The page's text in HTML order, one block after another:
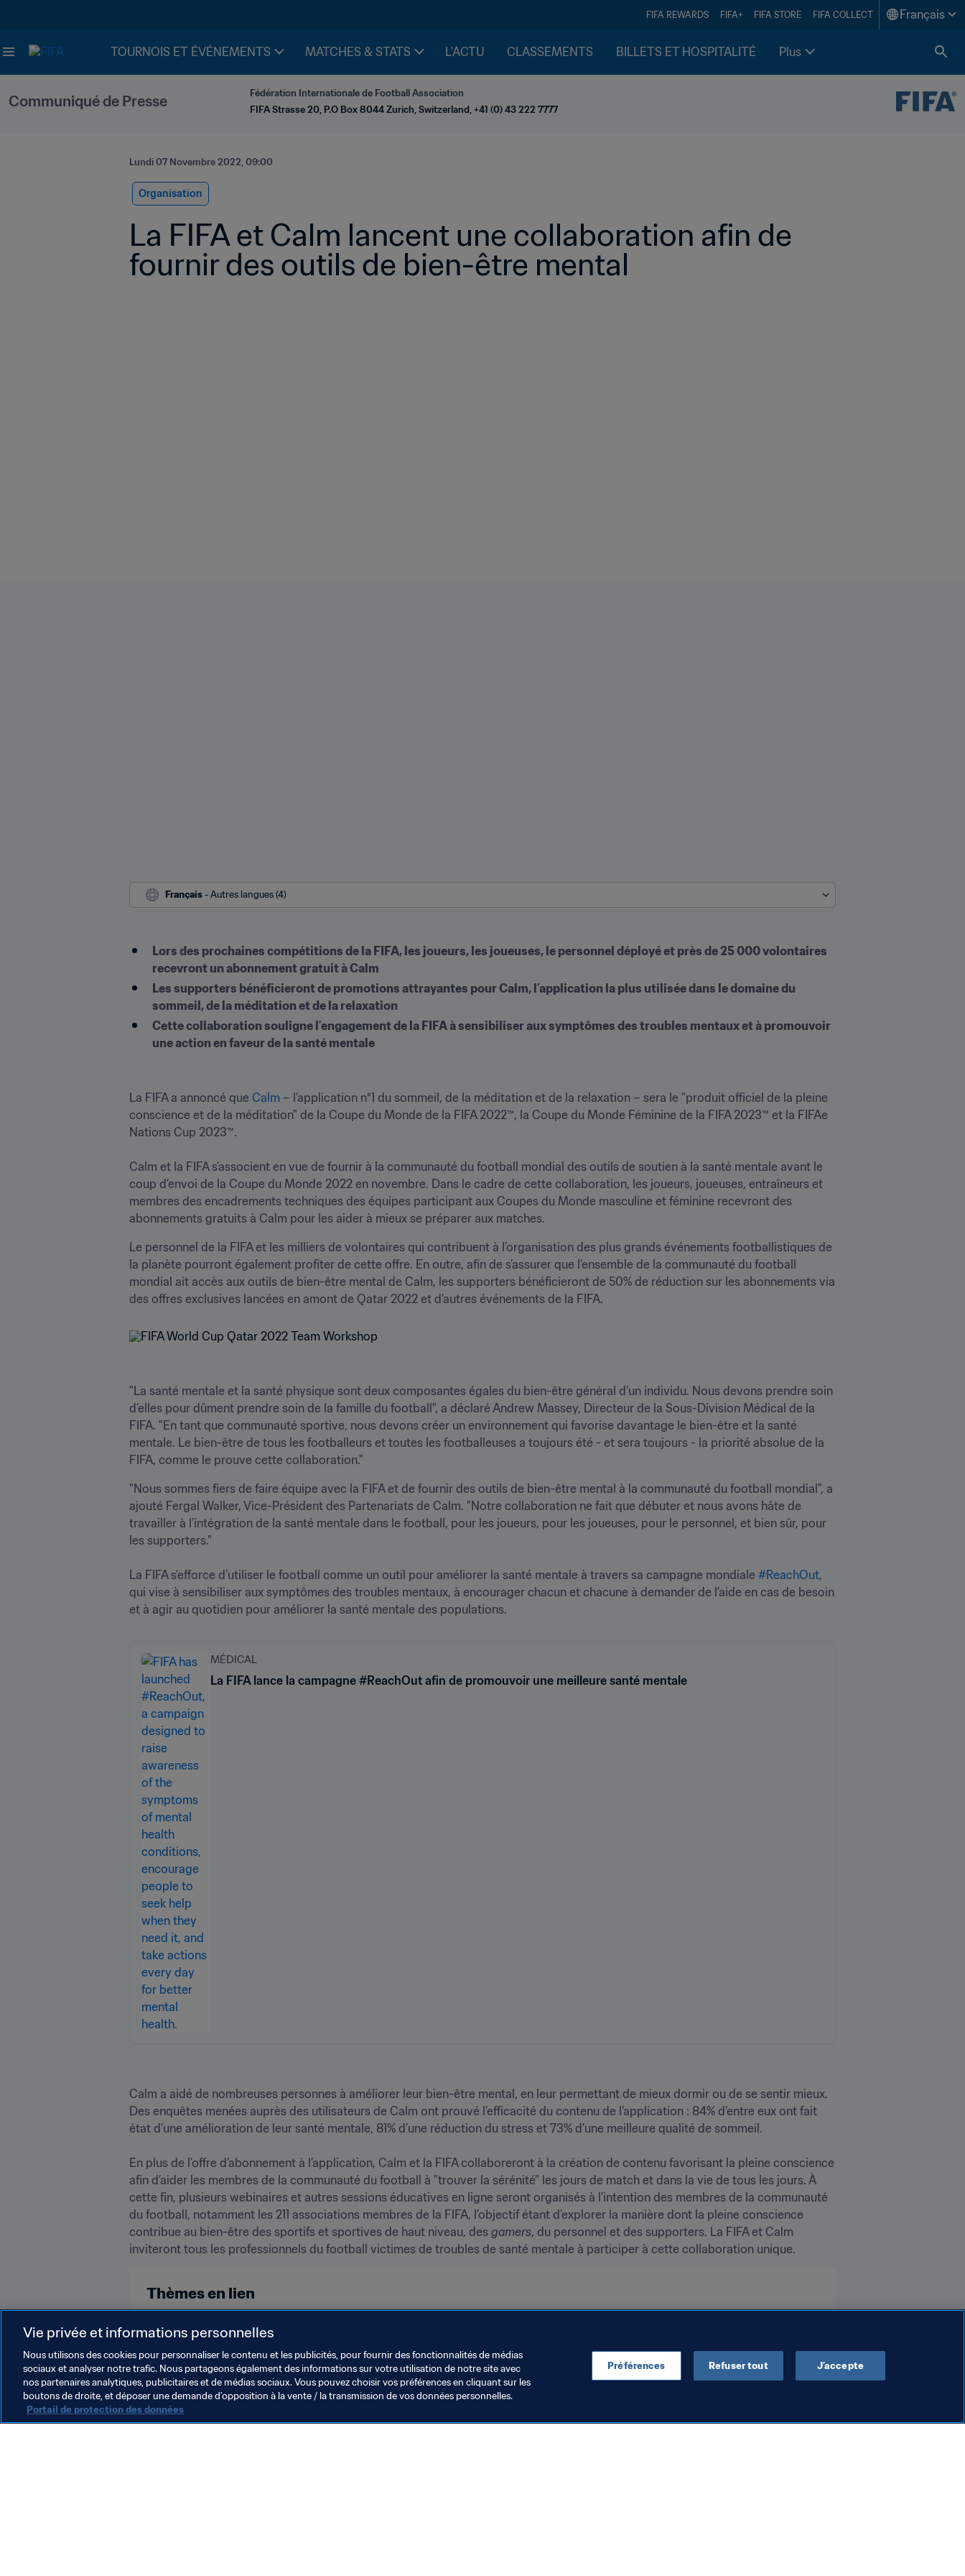
FIFA REWARDS FIFA+ FIFA STORE FIFA COLLECT Français
TOURNOIS ET ÉVÉNEMENTS MATCHES & STATS L'ACTU CLASSEMENTS BILLETS ET HOSPITALITÉ Plus
Communiqué de Presse
Fédération Internationale de Football Association
FIFA Strasse 20, P.O Box 8044 Zurich, Switzerland, +41 (0) 43 222 7777
Lundi 07 Novembre 2022, 09:00
Organisation
La FIFA et Calm lancent une collaboration afin de
fournir des outils de bien-être mental
Français - Autres langues (4)
Lors des prochaines compétitions de la FIFA, les joueurs, les joueuses, le personnel déployé et près de 25 000 volontaires
recevront un abonnement gratuit à Calm
Les supporters bénéficieront de promotions attrayantes pour Calm, l’application la plus utilisée dans le domaine du
sommeil, de la méditation et de la relaxation
Cette collaboration souligne l’engagement de la FIFA à sensibiliser aux symptômes des troubles mentaux et à promouvoir
une action en faveur de la santé mentale
La FIFA a annoncé que Calm – l’application n°1 du sommeil, de la méditation et de la relaxation – sera le "produit officiel de la pleine
conscience et de la méditation" de la Coupe du Monde de la FIFA 2022™, la Coupe du Monde Féminine de la FIFA 2023™ et la FIFAe
Nations Cup 2023™.
Calm et la FIFA s’associent en vue de fournir à la communauté du football mondial des outils de soutien à la santé mentale avant le
coup d’envoi de la Coupe du Monde 2022 en novembre. Dans le cadre de cette collaboration, les joueurs, joueuses, entraîneurs et
membres des encadrements techniques des équipes participant aux Coupes du Monde masculine et féminine recevront des
abonnements gratuits à Calm pour les aider à mieux se préparer aux matches.
Le personnel de la FIFA et les milliers de volontaires qui contribuent à l’organisation des plus grands événements footballistiques de
la planète pourront également profiter de cette offre. En outre, afin de s’assurer que l’ensemble de la communauté du football
mondial ait accès aux outils de bien-être mental de Calm, les supporters bénéficieront de 50% de réduction sur les abonnements via
des offres exclusives lancées en amont de Qatar 2022 et d’autres événements de la FIFA.
"La santé mentale et la santé physique sont deux composantes égales du bien-être général d’un individu. Nous devons prendre soin
d’elles pour dûment prendre soin de la famille du football", a déclaré Andrew Massey, Directeur de la Sous-Division Médical de la
FIFA. "En tant que communauté sportive, nous devons créer un environnement qui favorise davantage le bien-être et la santé
mentale. Le bien-être de tous les footballeurs et toutes les footballeuses a toujours été - et sera toujours - la priorité absolue de la
FIFA, comme le prouve cette collaboration."
"Nous sommes fiers de faire équipe avec la FIFA et de fournir des outils de bien-être mental à la communauté du football mondial", a
ajouté Fergal Walker, Vice-Président des Partenariats de Calm. "Notre collaboration ne fait que débuter et nous avons hâte de
travailler à l’intégration de la santé mentale dans le football, pour les joueurs, pour les joueuses, pour le personnel, et bien sûr, pour
les supporters."
La FIFA s’efforce d’utiliser le football comme un outil pour améliorer la santé mentale à travers sa campagne mondiale #ReachOut,
qui vise à sensibiliser aux symptômes des troubles mentaux, à encourager chacun et chacune à demander de l’aide en cas de besoin
et à agir au quotidien pour améliorer la santé mentale des populations.
MÉDICAL
La FIFA lance la campagne #ReachOut afin de promouvoir une meilleure santé mentale
Calm a aidé de nombreuses personnes à améliorer leur bien-être mental, en leur permettant de mieux dormir ou de se sentir mieux.
Des enquêtes menées auprès des utilisateurs de Calm ont prouvé l’efficacité du contenu de l’application : 84% d’entre eux ont fait
état d’une amélioration de leur santé mentale, 81% d’une réduction du stress et 73% d’une meilleure qualité de sommeil.
En plus de l’offre d’abonnement à l’application, Calm et la FIFA collaboreront à la création de contenu favorisant la pleine conscience
afin d’aider les membres de la communauté du football à "trouver la sérénité" les jours de match et dans la vie de tous les jours. À
cette fin, plusieurs webinaires et autres sessions éducatives en ligne seront organisés à l’intention des membres de la communauté
du football, notamment les 211 associations membres de la FIFA, l’objectif étant d’explorer la manière dont la pleine conscience
contribue au bien-être des sportifs et sportives de haut niveau, des gamers, du personnel et des supporters. La FIFA et Calm
inviteront tous les professionnels du football victimes de troubles de santé mentale à participer à cette collaboration unique.
Thèmes en lien
Organisation Coupe du Monde de la FIFA, Qatar 2022
Vie privée et informations personnelles
Nous utilisons des cookies pour personnaliser le contenu et les publicités, pour fournir des fonctionnalités de médias
sociaux et analyser notre trafic. Nous partageons également des informations sur votre utilisation de notre site avec
nos partenaires analytiques, publicitaires et de médias sociaux. Vous pouvez choisir vos préférences en cliquant sur les
boutons de droite, et déposer une demande d’opposition à la vente / la transmission de vos données personnelles.
Portail de protection des données
Préférences Refuser tout J’accepte